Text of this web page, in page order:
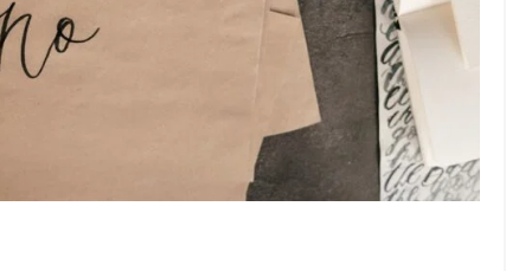
Αυτοσεβασμού